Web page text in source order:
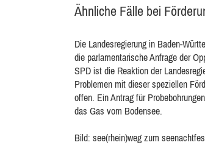
Ähnliche Fälle bei
Die Landesregierung in Baden-
die parlamentarische Anfrage der
SPD ist die Reaktion der
Problemen mit dieser speziellen
offen. Ein Antrag für
das Gas vom Bodensee.
Bild: see(rhein)weg zum